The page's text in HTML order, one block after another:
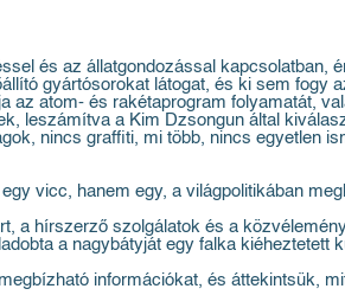
és az állatgondozással kapcsolatban,
gyártósorokat látogat, és ki sem fogy
az atom- és rakétaprogram folyamatát,
leszámítva a Kim Dzsongun által
nincs graffiti, mi több, nincs egyetlen
vicc, hanem egy, a világpolitikában
a hírszerző szolgálatok és a
a nagybátyját egy falka kiéheztetett
információkat, és áttekintsük,